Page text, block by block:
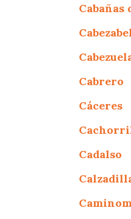
Cabrero
Cáceres
Cadalso